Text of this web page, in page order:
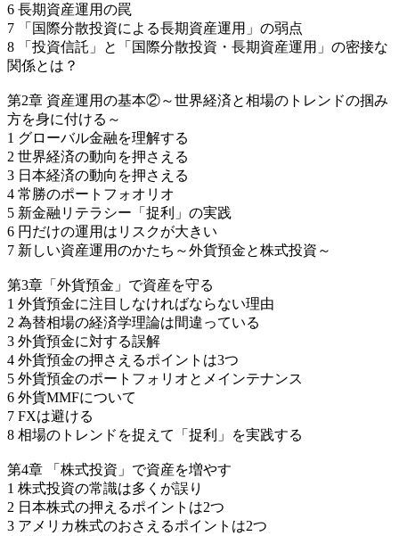
6 長期資産運用の罠
7 「国際分散投資による長期資産運用」の弱点
8 「投資信託」と「国際分散投資・長期資産運用」の密接な
関係とは？
第2章 資産運用の基本②～世界経済と相場のトレンドの掴み
方を身に付ける～
1 グローバル金融を理解する
2 世界経済の動向を押さえる
3 日本経済の動向を押さえる
4 常勝のポートフォオリオ
5 新金融リテラシー「捉利」の実践
6 円だけの運用はリスクが大きい
7 新しい資産運用のかたち～外貨預金と株式投資～
第3章「外貨預金」で資産を守る
1 外貨預金に注目しなければならない理由
2 為替相場の経済学理論は間違っている
3 外貨預金に対する誤解
4 外貨預金の押さえるポイントは3つ
5 外貨預金のポートフォリオとメインテナンス
6 外貨MMFについて
7 FXは避ける
8 相場のトレンドを捉えて「捉利」を実践する
第4章 「株式投資」で資産を増やす
1 株式投資の常識は多くが誤り
2 日本株式の押えるポイントは2つ
3 アメリカ株式のおさえるポイントは2つ